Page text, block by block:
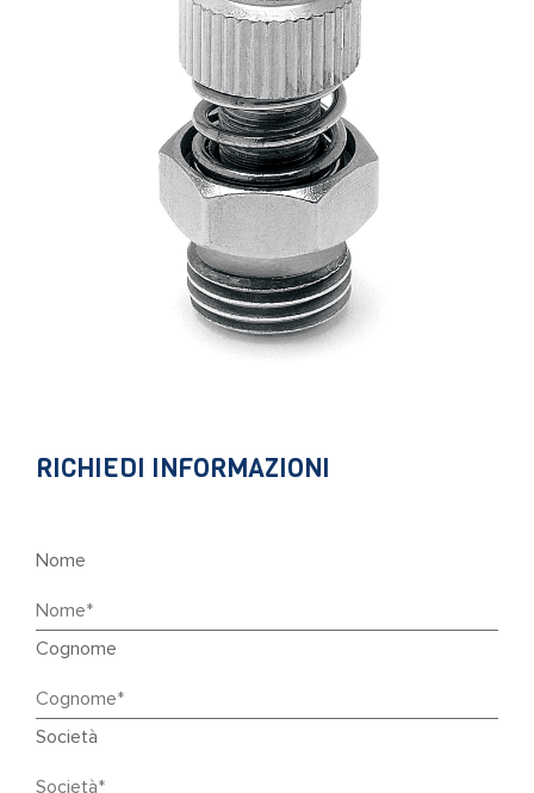
RICHIEDI INFORMAZIONI
Nome
Cognome
Società